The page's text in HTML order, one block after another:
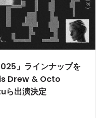
」ラインナップを
Drew & Octo
出演決定